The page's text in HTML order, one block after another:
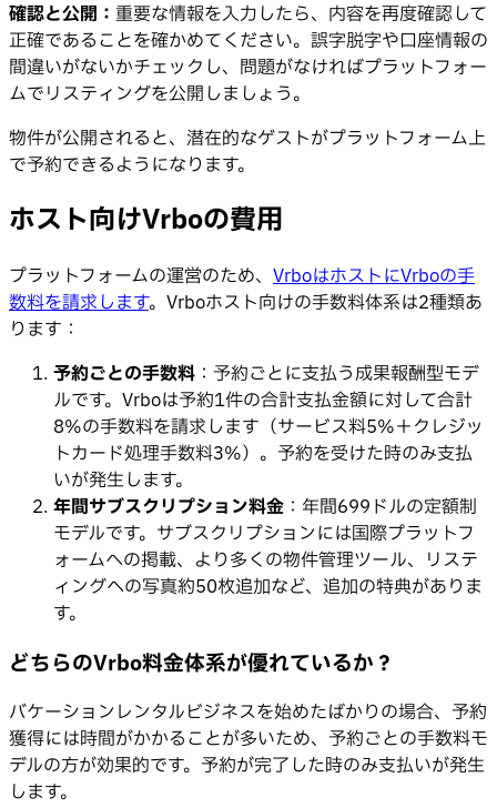
確認と公開： 重要な情報を入力したら、内容を再度確認して
正確であることを確かめてください。誤字脱字や口座情報の
間違いがないかチェックし、問題がなければプラットフォー
ムでリスティングを公開しましょう。
物件が公開されると、潜在的なゲストがプラットフォーム上
で予約できるようになります。
ホスト向けVrboの費用
プラットフォームの運営のため、 VrboはホストにVrboの手
数料を請求します。Vrboホスト向けの手数料体系は2種類あ
ります：
予約ごとの手数料 ：予約ごとに支払う成果報酬型モデ
ルです。Vrboは予約1件の合計支払金額に対して合計
8%の手数料を請求します（サービス料5%＋クレジッ
トカード処理手数料3%）。予約を受けた時のみ支払
いが発生します。
年間サブスクリプション料金 ：年間699ドルの定額制
モデルです。サブスクリプションには国際プラットフ
ォームへの掲載、より多くの物件管理ツール、リステ
ィングへの写真約50枚追加など、追加の特典がありま
す。
どちらのVrbo料金体系が優れているか？
バケーションレンタルビジネスを始めたばかりの場合、予約
獲得には時間がかかることが多いため、予約ごとの手数料モ
デルの方が効果的です。予約が完了した時のみ支払いが発生
します。